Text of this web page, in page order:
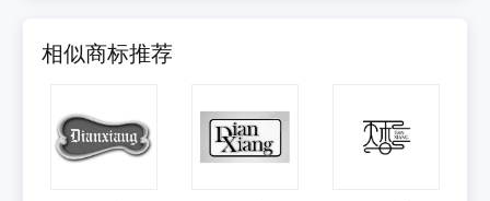
相似商标推荐